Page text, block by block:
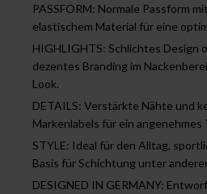
PASSFORM: Normale Passform
elastischem Material für eine
HIGHLIGHTS: Schlichtes Design
dezentes Branding im
Look.
DETAILS: Verstärkte Nähte und
Markenlabels für ein angenehmes
STYLE: Ideal für den Alltag,
Basis für Schichtung unter
DESIGNED IN GERMANY: